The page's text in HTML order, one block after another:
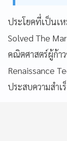
ประโยคที่เป็นเ
Solved The
คณิตศาสตร์ผู้ก้าว
Renaissance
ประสบความสำเ